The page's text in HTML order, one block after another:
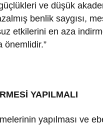
ve düşük
benlik saygısı,
etkilerini en aza
önemlidir.”
YAPILMALI
yapılması ve